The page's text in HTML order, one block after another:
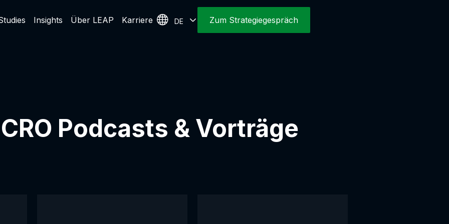
Insights Über LEAP Karriere DE Zum Strategiegespräch
CRO Podcasts & Vorträge